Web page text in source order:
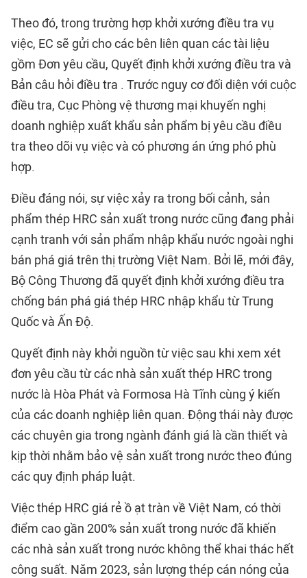
Theo đó, trong trường hợp khởi xướng điều tra vụ
việc, EC sẽ gửi cho các bên liên quan các tài liệu
gồm Đơn yêu cầu, Quyết định khởi xướng điều tra và
Bản câu hỏi điều tra . Trước nguy cơ đối diện với cuộc
điều tra, Cục Phòng vệ thương mại khuyến nghị
doanh nghiệp xuất khẩu sản phẩm bị yêu cầu điều
tra theo dõi vụ việc và có phương án ứng phó phù
hợp.
Điều đáng nói, sự việc xảy ra trong bối cảnh, sản
phẩm thép HRC sản xuất trong nước cũng đang phải
cạnh tranh với sản phẩm nhập khẩu nước ngoài nghi
bán phá giá trên thị trường Việt Nam. Bởi lẽ, mới đây,
Bộ Công Thương đã quyết định khởi xướng điều tra
chống bán phá giá thép HRC nhập khẩu từ Trung
Quốc và Ấn Độ.
Quyết định này khởi nguồn từ việc sau khi xem xét
đơn yêu cầu từ các nhà sản xuất thép HRC trong
nước là Hòa Phát và Formosa Hà Tĩnh cùng ý kiến
của các doanh nghiệp liên quan. Động thái này được
các chuyên gia trong ngành đánh giá là cần thiết và
kịp thời nhằm bảo vệ sản xuất trong nước theo đúng
các quy định pháp luật.
Việc thép HRC giá rẻ ồ ạt tràn về Việt Nam, có thời
điểm cao gần 200% sản xuất trong nước đã khiến
các nhà sản xuất trong nước không thể khai thác hết
công suất. Năm 2023, sản lượng thép cán nóng của